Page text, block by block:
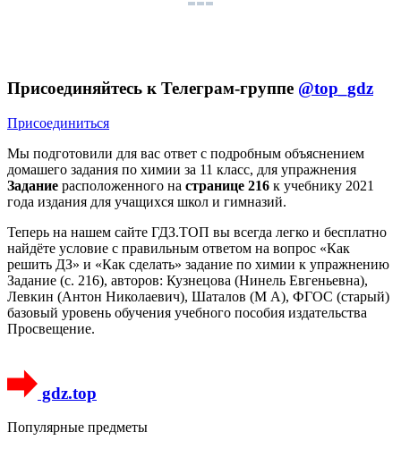
Присоединяйтесь к Телеграм-группе @top_gdz
Присоединиться
Мы подготовили для вас ответ c подробным объяснением
домашего задания по химии за 11 класс, для упражнения
Задание расположенного на странице 216 к учебнику 2021
года издания для учащихся школ и гимназий.
Теперь на нашем сайте ГДЗ.ТОП вы всегда легко и бесплатно
найдёте условие с правильным ответом на вопрос «Как
решить ДЗ» и «Как сделать» задание по химии к упражнению
Задание (с. 216), авторов: Кузнецова (Нинель Евгеньевна),
Левкин (Антон Николаевич), Шаталов (М А), ФГОС (старый)
базовый уровень обучения учебного пособия издательства
Просвещение.
gdz.top
Популярные предметы